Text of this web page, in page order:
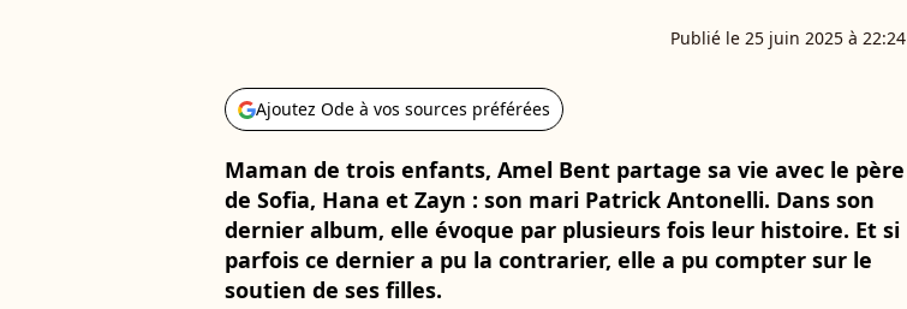
Publié le 25 juin 2025 à 22:24
Ajoutez Ode à vos sources préférées
Maman de trois enfants, Amel Bent partage sa vie avec le père
de Sofia, Hana et Zayn : son mari Patrick Antonelli. Dans son
dernier album, elle évoque par plusieurs fois leur histoire. Et si
parfois ce dernier a pu la contrarier, elle a pu compter sur le
soutien de ses filles.